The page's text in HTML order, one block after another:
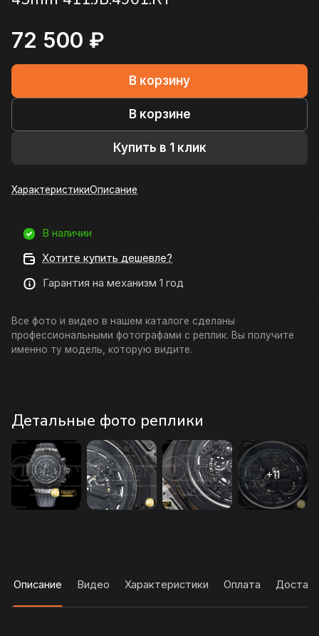
72 500 ₽
В корзину
В корзине
Купить в 1 клик
ХарактеристикиОписание
В наличии
Хотите купить дешевле?
Гарантия на механизм 1 год
Все фото и видео в нашем каталоге сделаны
профессиональными фотографами с реплик. Вы получите
именно ту модель, которую видите.
Детальные фото реплики
Описание Видео Характеристики Оплата